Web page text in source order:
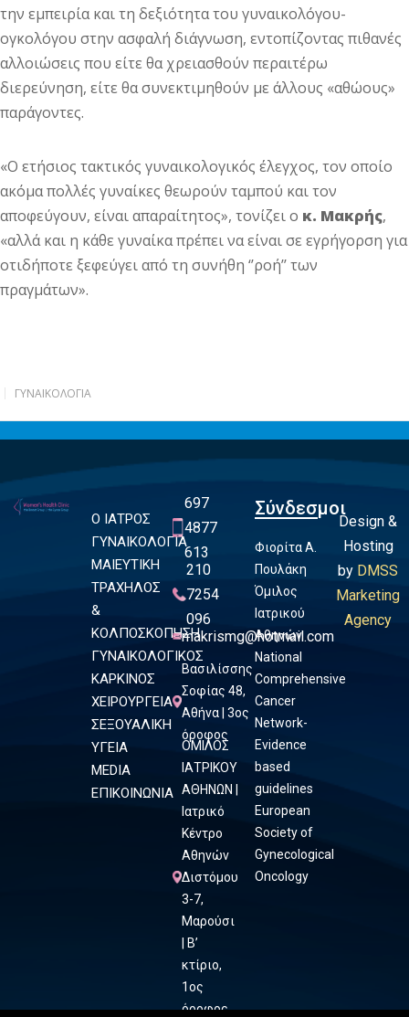
την εμπειρία και τη δεξιότητα του γυναικολόγου-
ογκολόγου στην ασφαλή διάγνωση, εντοπίζοντας πιθανές
αλλοιώσεις που είτε θα χρειασθούν περαιτέρω
διερεύνηση, είτε θα συνεκτιμηθούν με άλλους «αθώους»
παράγοντες.
«Ο ετήσιος τακτικός γυναικολογικός έλεγχος, τον οποίο
ακόμα πολλές γυναίκες θεωρούν ταμπού και τον
αποφεύγουν, είναι απαραίτητος», τονίζει ο κ. Μακρής,
«αλλά και η κάθε γυναίκα πρέπει να είναι σε εγρήγορση για
οτιδήποτε ξεφεύγει από τη συνήθη ‘’ροή’’ των
πραγμάτων».
ΓΥΝΑΙΚΟΛΟΓΊΑ
Ο ΙΑΤΡΟΣ
ΓΥΝΑΙΚΟΛΟΓΙΑ
ΜΑΙΕΥΤΙΚΗ
ΤΡΑΧΗΛΟΣ
&
ΚΟΛΠΟΣΚΟΠΗΣΗ
ΓΥΝΑΙΚΟΛΟΓΙΚΟΣ
ΚΑΡΚΙΝΟΣ
ΧΕΙΡΟΥΡΓΕΙΑ
ΣΕΞΟΥΑΛΙΚΗ
ΥΓΕΙΑ
MEDIA
ΕΠΙΚΟΙΝΩΝΙΑ
697
4877
613
210
7254
096
makrismg@hotmail.com
Βασιλίσσης
Σοφίας 48,
Αθήνα | 3ος
όροφος
ΟΜΙΛΟΣ
ΙΑΤΡΙΚΟΥ
ΑΘΗΝΩΝ |
Ιατρικό
Κέντρο
Αθηνών
Διστόμου
3-7,
Μαρούσι
| Β’
κτίριο,
1ος
όροφος
Σύνδεσμοι
Φιορίτα Α.
Πουλάκη
Όμιλος
Ιατρικού
Αθηνών
National
Comprehensive
Cancer
Network-
Evidence
based
guidelines
European
Society of
Gynecological
Oncology
Design &
Hosting
by DMSS
Marketing
Agency